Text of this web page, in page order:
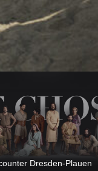
Dresden-Plauen